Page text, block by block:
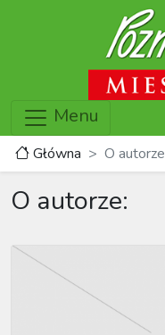
Menu
Główna O autorze
O autorze: